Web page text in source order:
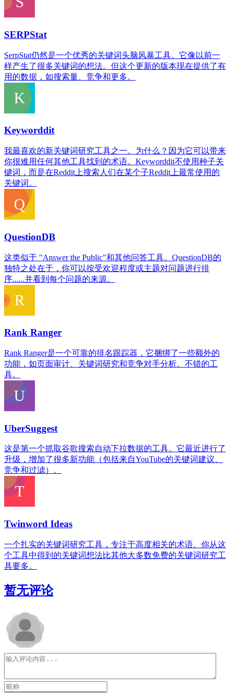
SERPStat
SerpStat仍然是一个优秀的关键词头脑风暴工具。它像以前一
样产生了很多关键词的想法。但这个更新的版本现在提供了有
用的数据，如搜索量、竞争和更多。
Keyworddit
我最喜欢的新关键词研究工具之一。为什么？因为它可以带来
你很难用任何其他工具找到的术语。Keyworddit不使用种子关
键词，而是在Reddit上搜索人们在某个子Reddit上最常使用的
关键词。
QuestionDB
这类似于 "Answer the Public"和其他问答工具。QuestionDB的
独特之处在于，你可以按受欢迎程度或主题对问题进行排
序......并看到每个问题的来源。
Rank Ranger
Rank Ranger是一个可靠的排名跟踪器，它捆绑了一些额外的
功能，如页面审计、关键词研究和竞争对手分析。不错的工
具。
UberSuggest
这是第一个抓取谷歌搜索自动下拉数据的工具。它最近进行了
升级，增加了很多新功能（包括来自YouTube的关键词建议、
竞争和过滤）。
Twinword Ideas
一个扎实的关键词研究工具，专注于高度相关的术语。你从这
个工具中得到的关键词想法比其他大多数免费的关键词研究工
具要多。
暂无评论